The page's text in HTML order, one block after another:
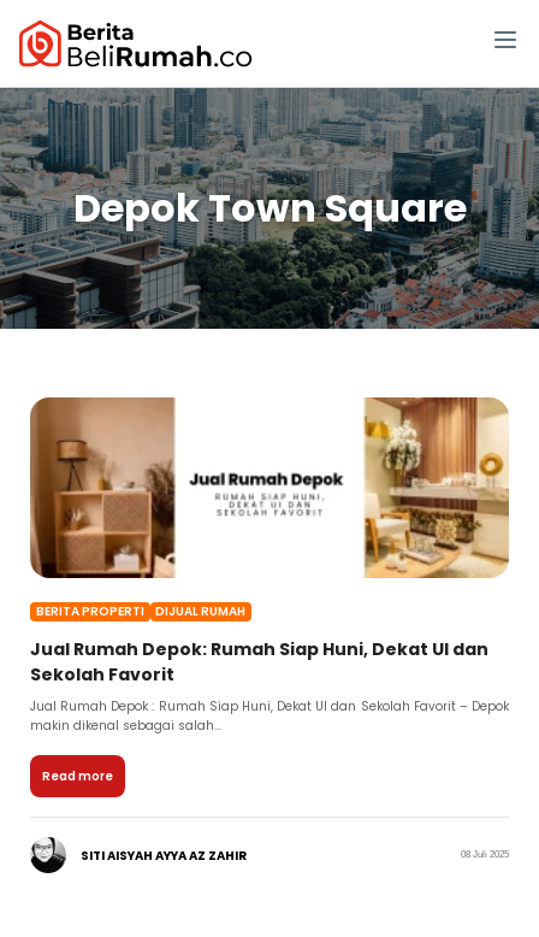
Depok Town Square
BERITA PROPERTI DIJUAL RUMAH
Jual Rumah Depok: Rumah Siap Huni, Dekat UI dan
Sekolah Favorit
Jual Rumah Depok : Rumah Siap Huni, Dekat UI dan Sekolah Favorit – Depok
makin dikenal sebagai salah...
Read more
SITI AISYAH AYYA AZ ZAHIR 08 Juli 2025